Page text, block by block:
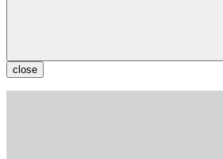
close